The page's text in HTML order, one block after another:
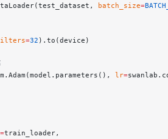
batch_size=
=32 ).to(device)
lr=
=train_loader,